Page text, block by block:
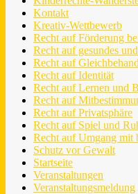
Kontakt
Kreativ-Wettbewerb
Recht auf Förderung
Recht auf gesundes
Recht auf
Recht auf Identität
Recht auf Lernen und
Recht auf
Recht auf Privatsphäre
Recht auf Spiel und
Recht auf Umgang mit
Schutz vor Gewalt
Startseite
Veranstaltungen
Veranstaltungsmeldung